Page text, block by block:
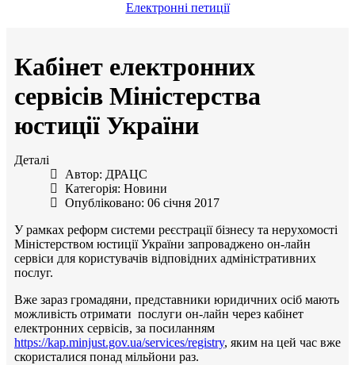
Електронні петиції
Кабінет електронних
сервісів Міністерства
юстиції України
Деталі
Автор: ДРАЦС
Категорія: Новини
Опубліковано: 06 січня 2017
У рамках реформ системи реєстрації бізнесу та нерухомості
Міністерством юстиції України запроваджено он-лайн
сервіси для користувачів відповідних адміністративних
послуг.
Вже зараз громадяни, представники юридичних осіб мають
можливість отримати послуги он-лайн через кабінет
електронних сервісів, за посиланням
https://kap.minjust.gov.ua/services/registry, яким на цей час вже
скористалися понад мільйони раз.